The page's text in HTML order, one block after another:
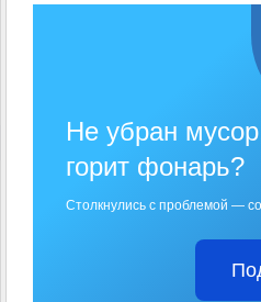
Не убран
горит фонарь?
Столкнулись с проблемой —